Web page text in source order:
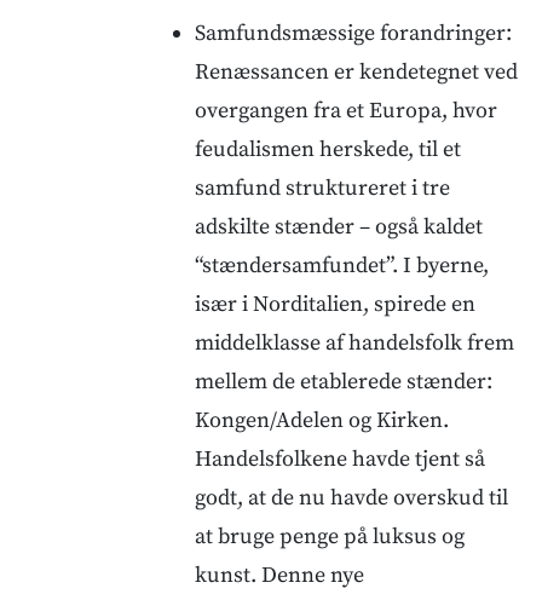
Samfundsmæssige forandringer:
Renæssancen er kendetegnet ved
overgangen fra et Europa, hvor
feudalismen herskede, til et
samfund struktureret i tre
adskilte stænder – også kaldet
“stændersamfundet”. I byerne,
især i Norditalien, spirede en
middelklasse af handelsfolk frem
mellem de etablerede stænder:
Kongen/Adelen og Kirken.
Handelsfolkene havde tjent så
godt, at de nu havde overskud til
at bruge penge på luksus og
kunst. Denne nye